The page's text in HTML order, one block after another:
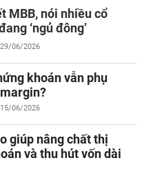
MBB, nói nhiều cổ
‘ngủ đông’
06/2026
khoán vẫn phụ
06/2026
giúp nâng chất thị
và thu hút vốn dài